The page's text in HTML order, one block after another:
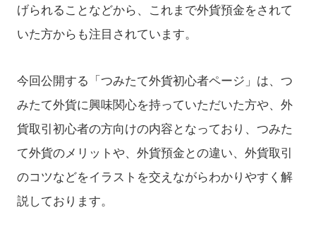
げられることなどから、これまで外貨預金をされて
いた方からも注目されています。
今回公開する「つみたて外貨初心者ページ」は、つ
みたて外貨に興味関心を持っていただいた方や、外
貨取引初心者の方向けの内容となっており、つみた
て外貨のメリットや、外貨預金との違い、外貨取引
のコツなどをイラストを交えながらわかりやすく解
説しております。